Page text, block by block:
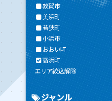
敦賀市
美浜町
若狭町
小浜市
おおい町
高浜町
エリア絞込解除
ジャンル